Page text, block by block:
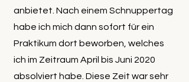
anbietet. Nach einem Schnuppertag
habe ich mich dann sofort für ein
Praktikum dort beworben, welches
ich im Zeitraum April bis Juni 2020
absolviert habe. Diese Zeit war sehr